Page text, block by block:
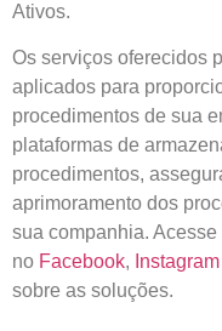
Ativos.
Os serviços oferecidos
aplicados para
procedimentos de sua
plataformas de
procedimentos,
aprimoramento dos
sua companhia.
no Facebook, Instagram
sobre as soluções.